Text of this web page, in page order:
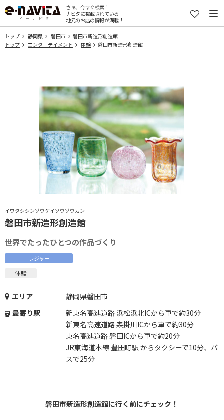
さぁ、今すぐ検索！
ナビタに掲載されている
地元のお店の情報が満載！
トップ 静岡県 磐田市
磐田市新造形創造館
トップ
エンターテイメント 体験 磐田市新造形創造館
イワタシシンゾウケイソウゾウカン
磐田市新造形創造館
世界でたったひとつの作品づくり
レジャー
体験
エリア
静岡県磐田市
最寄り駅
新東名高速道路 浜松浜北ICから車で約30分
新東名高速道路 森掛川ICから車で約30分
東名高速道路 磐田ICから車で約20分
JR東海道本線 豊田町駅 からタクシーで10分、バ
スで25分
磐田市新造形創造館に行く前にチェック！